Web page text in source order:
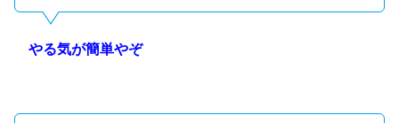
やる気が簡単やぞ